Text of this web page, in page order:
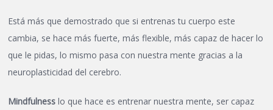
Está más que demostrado que si entrenas tu cuerpo este
cambia, se hace más fuerte, más flexible, más capaz de hacer lo
que le pidas, lo mismo pasa con nuestra mente gracias a la
neuroplasticidad del cerebro.
Mindfulness lo que hace es entrenar nuestra mente, ser capaz